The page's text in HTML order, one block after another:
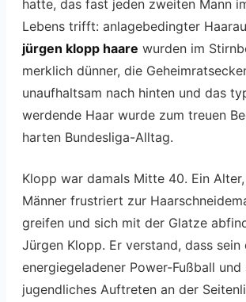
hatte, das fast jeden zweiten Mann
Lebens trifft: anlagebedingter
jürgen klopp haare wurden im
merklich dünner, die
unaufhaltsam nach hinten und das
werdende Haar wurde zum treuen
harten Bundesliga-Alltag.
Klopp war damals Mitte 40. Ein
Männer frustriert zur
greifen und sich mit der Glatze
Jürgen Klopp. Er verstand, dass sein
energiegeladener Power-Fußball und
jugendliches Auftreten an der